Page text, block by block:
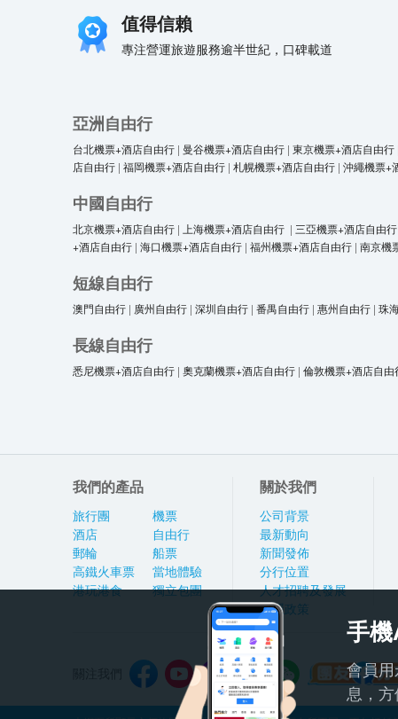
值得信賴
專注營運旅遊服務逾半世紀，口碑載道
亞洲自由行
台北機票+酒店自由行 | 曼谷機票+酒店自由行 | 東京機票+酒店自由行
店自由行 | 福岡機票+酒店自由行 | 札幌機票+酒店自由行 | 沖繩機票+
中國自由行
北京機票+酒店自由行 | 上海機票+酒店自由行 | 三亞機票+酒店自由行
+酒店自由行 | 海口機票+酒店自由行 | 福州機票+酒店自由行 | 南京機
短線自由行
澳門自由行 | 廣州自由行 | 深圳自由行 | 番禺自由行 | 惠州自由行 | 珠
長線自由行
悉尼機票+酒店自由行 | 奧克蘭機票+酒店自由行 | 倫敦機票+酒店自由
我們的產品
旅行團
酒店
郵輪
高鐵火車票
港玩港食
機票
自由行
船票
當地體驗
獨立包團
關於我們
公司背景
最新動向
新聞發佈
分行位置
人才招聘及發展
私隱政策
手機
會員
息，方